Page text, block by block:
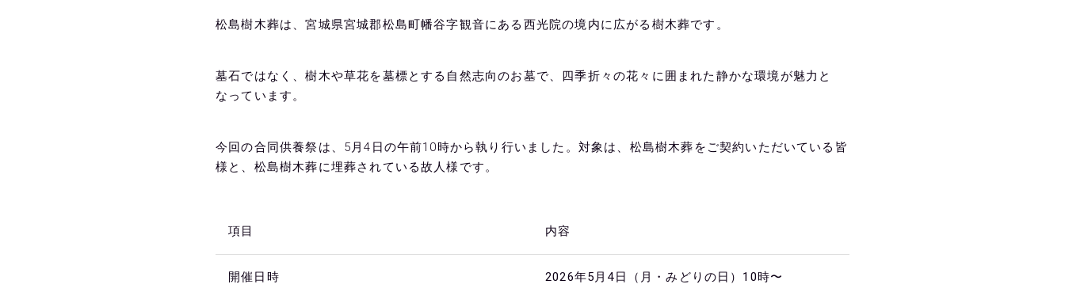
松島樹木葬は、宮城県宮城郡松島町幡谷字観音にある西光院の境内に広がる樹木葬です。
墓石ではなく、樹木や草花を墓標とする自然志向のお墓で、四季折々の花々に囲まれた静かな環境が魅力と
なっています。
今回の合同供養祭は、5月4日の午前10時から執り行いました。対象は、松島樹木葬をご契約いただいている皆
様と、松島樹木葬に埋葬されている故人様です。
項目 内容
開催日時 2026年5月4日（月・みどりの日）10時〜